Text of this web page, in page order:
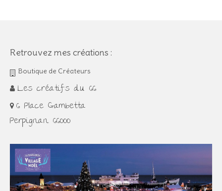
Retrouvez mes créations :
Boutique de Créateurs
Les créatifs du 66
6 Place Gambetta
Perpignan 66000